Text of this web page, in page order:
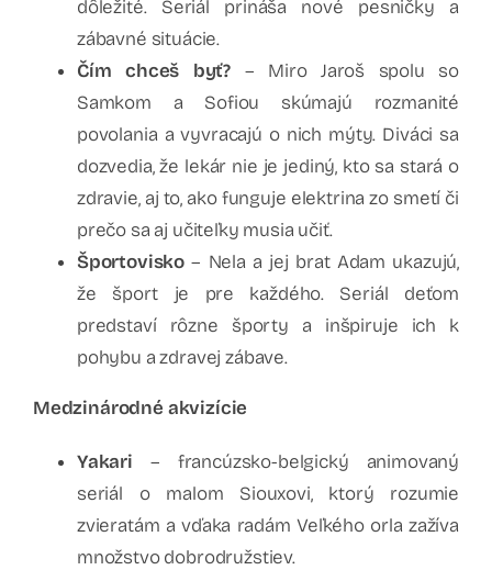
dôležité. Seriál prináša nové pesničky a
zábavné situácie.
Čím chceš byť? – Miro Jaroš spolu so
Samkom a Sofiou skúmajú rozmanité
povolania a vyvracajú o nich mýty. Diváci sa
dozvedia, že lekár nie je jediný, kto sa stará o
zdravie, aj to, ako funguje elektrina zo smetí či
prečo sa aj učiteľky musia učiť.
Športovisko – Nela a jej brat Adam ukazujú,
že šport je pre každého. Seriál deťom
predstaví rôzne športy a inšpiruje ich k
pohybu a zdravej zábave.
Medzinárodné akvizície
Yakari – francúzsko-belgický animovaný
seriál o malom Siouxovi, ktorý rozumie
zvieratám a vďaka radám Veľkého orla zažíva
množstvo dobrodružstiev.